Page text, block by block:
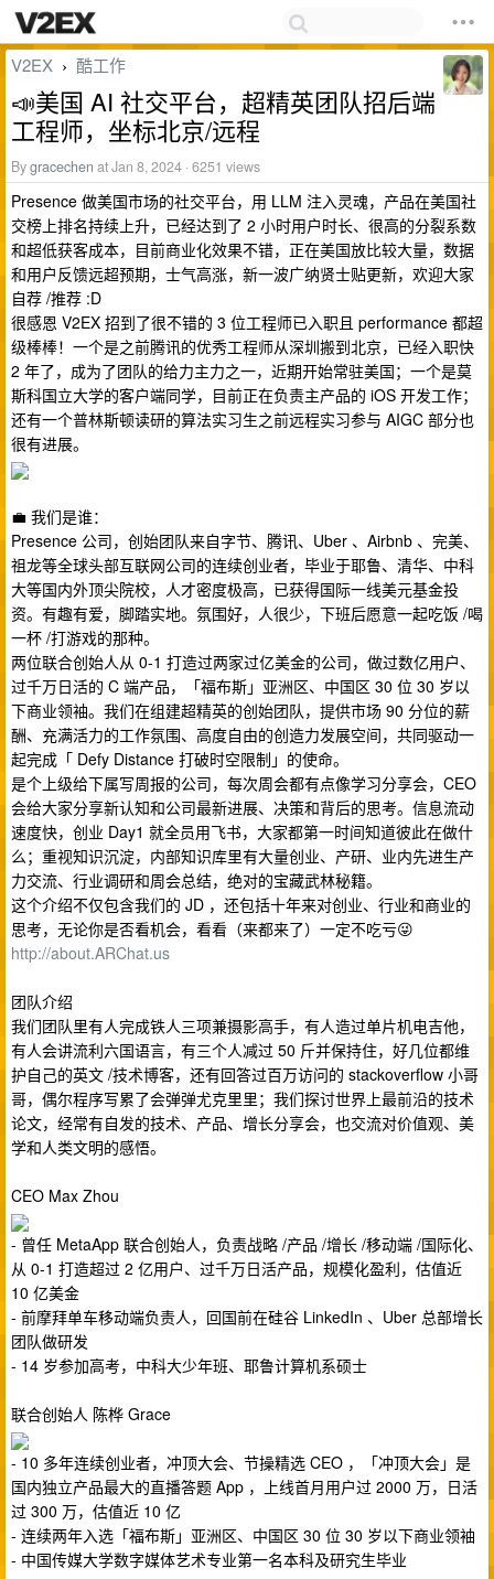
V2EX › 酷工作
📣美国 AI 社交平台，超精英团队招后端
工程师，坐标北京/远程
Bygracechen at Jan 8, 2024 · 6251 views
Presence 做美国市场的社交平台，用 LLM 注入灵魂，产品在美国社
交榜上排名持续上升，已经达到了 2 小时用户时长、很高的分裂系数
和超低获客成本，目前商业化效果不错，正在美国放比较大量，数据
和用户反馈远超预期，士气高涨，新一波广纳贤士贴更新，欢迎大家
自荐 /推荐 :D
很感恩 V2EX 招到了很不错的 3 位工程师已入职且 performance 都超
级棒棒！一个是之前腾讯的优秀工程师从深圳搬到北京，已经入职快
2 年了，成为了团队的给力主力之一，近期开始常驻美国；一个是莫
斯科国立大学的客户端同学，目前正在负责主产品的 iOS 开发工作；
还有一个普林斯顿读研的算法实习生之前远程实习参与 AIGC 部分也
很有进展。
💼 我们是谁：
Presence 公司，创始团队来自字节、腾讯、Uber 、Airbnb 、完美、
祖龙等全球头部互联网公司的连续创业者，毕业于耶鲁、清华、中科
大等国内外顶尖院校，人才密度极高，已获得国际一线美元基金投
资。有趣有爱，脚踏实地。氛围好，人很少，下班后愿意一起吃饭 /喝
一杯 /打游戏的那种。
两位联合创始人从 0-1 打造过两家过亿美金的公司，做过数亿用户、
过千万日活的 C 端产品，「福布斯」亚洲区、中国区 30 位 30 岁以
下商业领袖。我们在组建超精英的创始团队，提供市场 90 分位的薪
酬、充满活力的工作氛围、高度自由的创造力发展空间，共同驱动一
起完成「 Defy Distance 打破时空限制」的使命。
是个上级给下属写周报的公司，每次周会都有点像学习分享会，CEO
会给大家分享新认知和公司最新进展、决策和背后的思考。信息流动
速度快，创业 Day1 就全员用飞书，大家都第一时间知道彼此在做什
么；重视知识沉淀，内部知识库里有大量创业、产研、业内先进生产
力交流、行业调研和周会总结，绝对的宝藏武林秘籍。
这个介绍不仅包含我们的 JD ，还包括十年来对创业、行业和商业的
思考，无论你是否看机会，看看（来都来了）一定不吃亏😜
http://about.ARChat.us
团队介绍
我们团队里有人完成铁人三项兼摄影高手，有人造过单片机电吉他，
有人会讲流利六国语言，有三个人减过 50 斤并保持住，好几位都维
护自己的英文 /技术博客，还有回答过百万访问的 stackoverflow 小哥
哥，偶尔程序写累了会弹弹尤克里里；我们探讨世界上最前沿的技术
论文，经常有自发的技术、产品、增长分享会，也交流对价值观、美
学和人类文明的感悟。
CEO Max Zhou
- 曾任 MetaApp 联合创始人，负责战略 /产品 /增长 /移动端 /国际化、
从 0-1 打造超过 2 亿用户、过千万日活产品，规模化盈利，估值近
10 亿美金
- 前摩拜单车移动端负责人，回国前在硅谷 LinkedIn 、Uber 总部增长
团队做研发
- 14 岁参加高考，中科大少年班、耶鲁计算机系硕士
联合创始人 陈桦 Grace
- 10 多年连续创业者，冲顶大会、节操精选 CEO ，「冲顶大会」是
国内独立产品最大的直播答题 App ，上线首月用户过 2000 万，日活
过 300 万，估值近 10 亿
- 连续两年入选「福布斯」亚洲区、中国区 30 位 30 岁以下商业领袖
- 中国传媒大学数字媒体艺术专业第一名本科及研究生毕业